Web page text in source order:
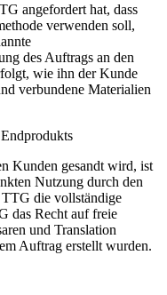
angefordert hat, dass
verwenden soll,
des Auftrags an den
wie ihn der Kunde
verbundene Materialien
Kunden gesandt wird, ist
Nutzung durch den
die vollständige
das Recht auf freie
und Translation
Auftrag erstellt wurden.